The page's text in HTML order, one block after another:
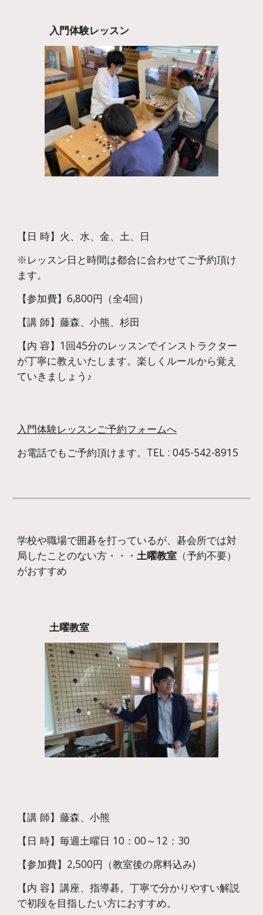
入門体験レッスン
【日 時】火、水、金、土、日
※レッスン日と時間は都合に合わせてご予約頂け
ます。
【参加費】6,800円（全4回）
【講 師】藤森、小熊、杉田
【内 容】1回45分のレッスンでインストラクター
が丁寧に教えいたします。楽しくルールから覚え
ていきましょう♪
入門体験レッスンご予約フォームへ
お電話でもご予約頂けます。TEL : 045-542-8915
学校や職場で囲碁を打っているが、碁会所では対
局したことのない方・・・土曜教室 （予約不要）
がおすすめ
土曜教室
【講 師】藤森、小熊
【日 時】毎週土曜日 10：00～12：30
【参加費】2,500円（教室後の席料込み)
【内 容】講座、指導碁。丁寧で分かりやすい解説
で初段を目指したい方におすすめ。